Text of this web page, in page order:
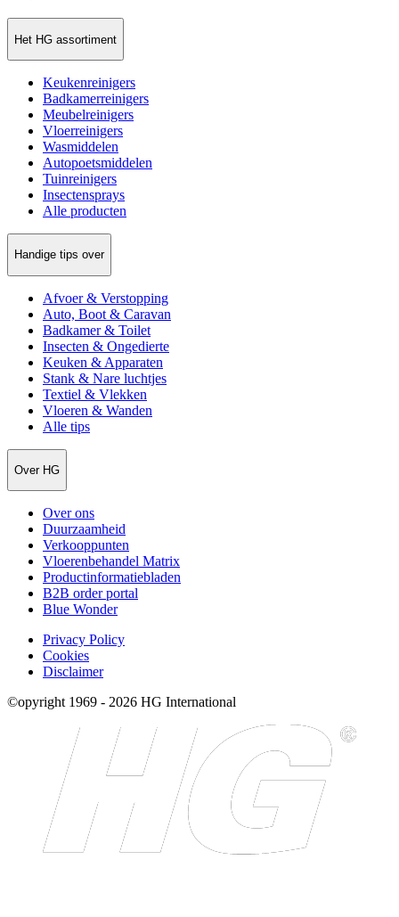
Het HG assortiment
Keukenreinigers
Badkamerreinigers
Meubelreinigers
Vloerreinigers
Wasmiddelen
Autopoetsmiddelen
Tuinreinigers
Insectensprays
Alle producten
Handige tips over
Afvoer & Verstopping
Auto, Boot & Caravan
Badkamer & Toilet
Insecten & Ongedierte
Keuken & Apparaten
Stank & Nare luchtjes
Textiel & Vlekken
Vloeren & Wanden
Alle tips
Over HG
Over ons
Duurzaamheid
Verkooppunten
Vloerenbehandel Matrix
Productinformatiebladen
B2B order portal
Blue Wonder
Privacy Policy
Cookies
Disclaimer
©opyright 1969 - 2026 HG International